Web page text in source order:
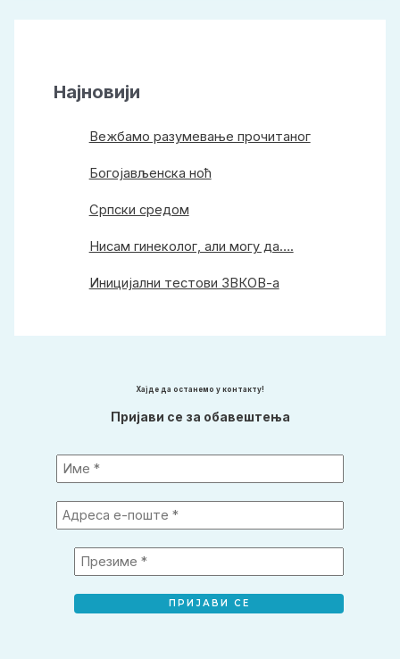
Најновији
Вежбамо разумевање прочитаног
Богојављенска ноћ
Српски средом
Нисам гинеколог, али могу да….
Иницијални тестови ЗВКОВ-а
Хајде да останемо у контакту!
Пријави се за обавештења